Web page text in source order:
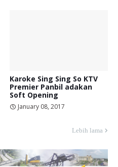
Karoke Sing Sing So KTV
Premier Panbil adakan
Soft Opening
January 08, 2017
Lebih lama